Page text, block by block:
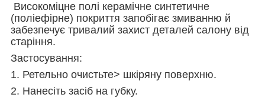
Високоміцне полі керамічне синтетичне
(поліефірне) покриття запобігає змиванню й
забезпечує тривалий захист деталей салону від
старіння.
Застосування:
1. Ретельно очистьте> шкіряну поверхню.
2. Нанесіть засіб на губку.